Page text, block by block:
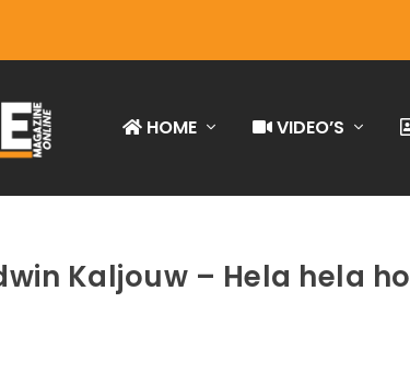
HOME VIDEO’S
Kaljouw – Hela hela ho